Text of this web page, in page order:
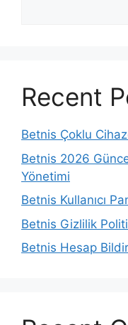
Recent
Betnis Çoklu
Betnis 2026
Yönetimi
Betnis Kullanıcı
Betnis Gizlilik
Betnis Hesap